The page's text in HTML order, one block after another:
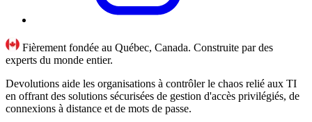
Fièrement fondée au Québec, Canada. Construite par des
experts du monde entier.
Devolutions aide les organisations à contrôler le chaos relié aux TI
en offrant des solutions sécurisées de gestion d'accès privilégiés, de
connexions à distance et de mots de passe.